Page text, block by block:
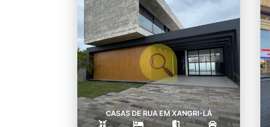
CASAS DE RUA EM XANGRI-LÁ